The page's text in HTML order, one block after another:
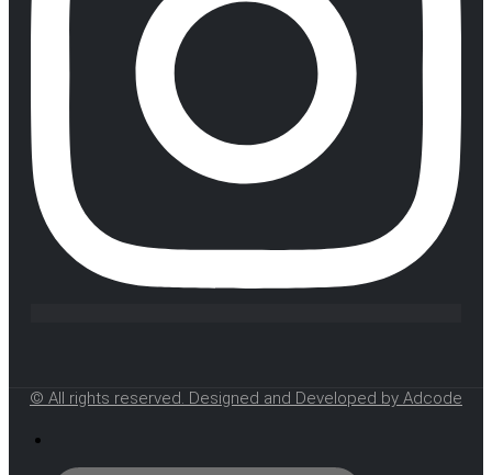
© All rights reserved. Designed and Developed by Adcode